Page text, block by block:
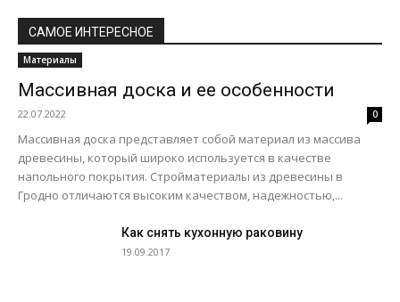
САМОЕ ИНТЕРЕСНОЕ
Материалы
Массивная доска и ее особенности
22.07.2022 0
Массивная доска представляет собой материал из массива
древесины, который широко используется в качестве
напольного покрытия. Стройматериалы из древесины в
Гродно отличаются высоким качеством, надежностью,...
Как снять кухонную раковину
19.09.2017